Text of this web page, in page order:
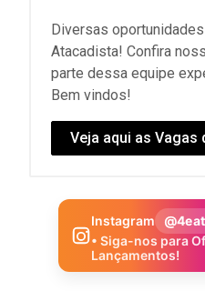
Diversas
Atacadista! Confira
parte dessa equipe
Bem vindos!
Veja aqui as Vagas
Instagram
• Siga-nos para
Lançamentos!